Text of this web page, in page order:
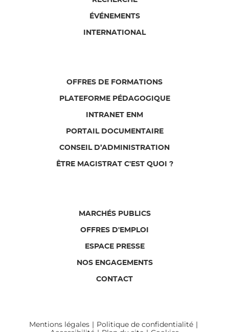
ÉVÉNEMENTS
INTERNATIONAL
OFFRES DE FORMATIONS
PLATEFORME PÉDAGOGIQUE
INTRANET ENM
PORTAIL DOCUMENTAIRE
CONSEIL D’ADMINISTRATION
ÊTRE MAGISTRAT C'EST QUOI ?
MARCHÉS PUBLICS
OFFRES D'EMPLOI
ESPACE PRESSE
NOS ENGAGEMENTS
CONTACT
Mentions légales
Politique de confidentialité